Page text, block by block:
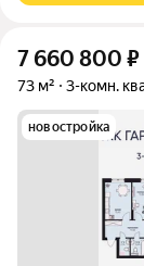
7 660 800 ₽
73 м² 3-комн.
новостройка